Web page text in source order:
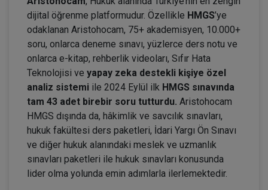
dijital öğrenme platformudur. Özellikle HMGS’ye
odaklanan Aristohocam, 75+ akademisyen, 10.000+
soru, onlarca deneme sınavı, yüzlerce ders notu ve
onlarca e-kitap, rehberlik videoları, Sıfır Hata
Teknolojisi ve yapay zeka destekli kişiye özel
analiz sistemi ile 2024 Eylül ilk HMGS sınavında
tam 43 adet birebir soru tutturdu. Aristohocam
HMGS dışında da, hâkimlik ve savcılık sınavları,
hukuk fakültesi ders paketleri, İdari Yargı Ön Sınavı
ve diğer hukuk alanındaki meslek ve uzmanlık
sınavları paketleri ile hukuk sınavları konusunda
lider olma yolunda emin adımlarla ilerlemektedir.